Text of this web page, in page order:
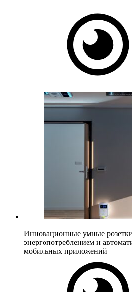
Инновационные умные
энергопотреблением и
мобильных приложений